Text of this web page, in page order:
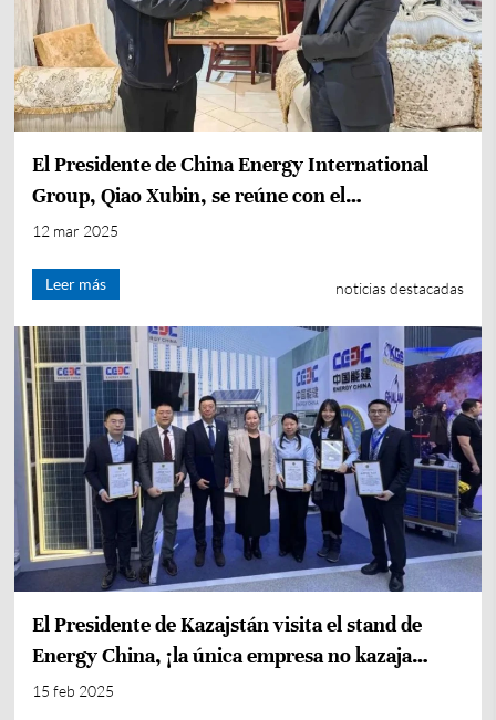
El Presidente de China Energy International
Group, Qiao Xubin, se reúne con el
Viceministro de Agua y Saneamiento de
12 mar 2025
Leer más noticias destacadas
El Presidente de Kazajstán visita el stand de
Energy China, ¡la única empresa no kazaja
invitada!
15 feb 2025